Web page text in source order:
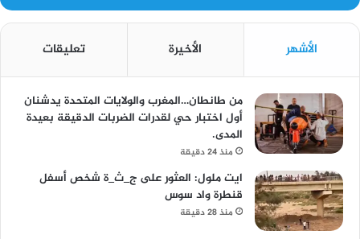
الأشهر الأخيرة تعليقات
من طانطان…المغرب والولايات المتحدة يدشنان
أول اختبار حي لقدرات الضربات الدقيقة بعيدة
المدى.
منذ 24 دقيقة
ايت ملول: العثور على ج_ث_ة شخص أسفل
قنطرة واد سوس
منذ 28 دقيقة